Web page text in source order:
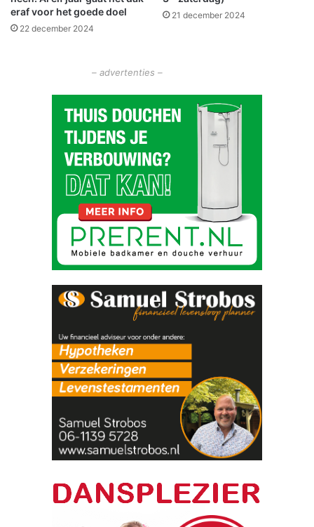
e
eraf voor het goede doel
22 december 2024
21 december 2024
– advertenties –